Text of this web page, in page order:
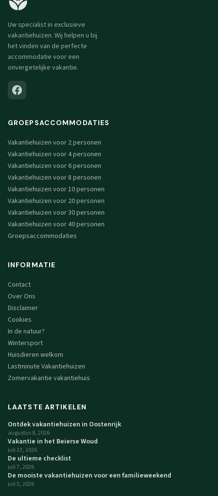
Uw specialist in exclusieve
vakantiehuizen. Wij helpen u bij
het vinden van de perfecte
accommodatie voor een
onvergetelijke vakantie.
GROEPSACCOMMODATIES
Vakantiehuizen voor 2 personen
Vakantiehuizen voor 4 personen
Vakantiehuizen voor 6 personen
Vakantiehuizen voor 8 personen
Vakantiehuizen voor 10 personen
Vakantiehuizen voor 20 personen
Vakantiehuizen voor 30 personen
Vakantiehuizen voor 40 personen
Groepsaccommodaties
INFORMATIE
Contact
Over Ons
Disclaimer
Cookies
In de natuur?
Wintersport
Huisdieren welkom
Lastminute Vakantiehuizen
Zomervakantie vakantiehuis
LAATSTE ARTIKELEN
Ontdek vakantiehuizen in Oostenrijk
augustus 8, 2026
Vakantie in het Beierse Woud
juli 23, 2026
De ultieme checklist
juli 7, 2026
De mooiste vakantiehuizen voor een familieweekend
juli 5, 2026